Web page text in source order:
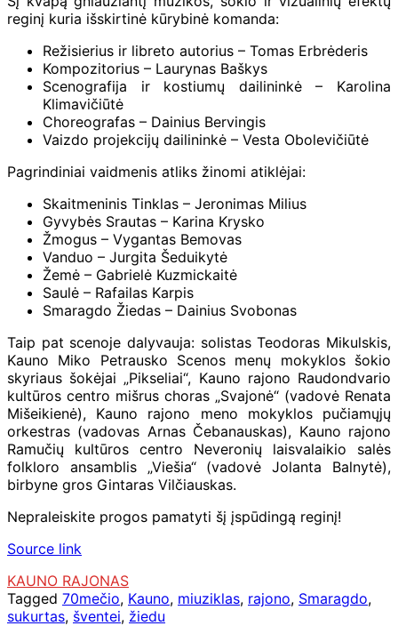
reginį kuria išskirtinė kūrybinė komanda:
Režisierius ir libreto autorius – Tomas Erbrėderis
Kompozitorius – Laurynas Baškys
Scenografija ir kostiumų dailininkė – Karolina
Klimavičiūtė
Choreografas – Dainius Bervingis
Vaizdo projekcijų dailininkė – Vesta Obolevičiūtė
Pagrindiniai vaidmenis atliks žinomi atiklėjai:
Skaitmeninis Tinklas – Jeronimas Milius
Gyvybės Srautas – Karina Krysko
Žmogus – Vygantas Bemovas
Vanduo – Jurgita Šeduikytė
Žemė – Gabrielė Kuzmickaitė
Saulė – Rafailas Karpis
Smaragdo Žiedas – Dainius Svobonas
Taip pat scenoje dalyvauja: solistas Teodoras Mikulskis,
Kauno Miko Petrausko Scenos menų mokyklos šokio
skyriaus šokėjai „Pikseliai“, Kauno rajono Raudondvario
kultūros centro mišrus choras „Svajonė“ (vadovė Renata
Mišeikienė), Kauno rajono meno mokyklos pučiamųjų
orkestras (vadovas Arnas Čebanauskas), Kauno rajono
Ramučių kultūros centro Neveronių laisvalaikio salės
folkloro ansamblis „Viešia“ (vadovė Jolanta Balnytė),
birbyne gros Gintaras Vilčiauskas.
Nepraleiskite progos pamatyti šį įspūdingą reginį!
Source link
KAUNO RAJONAS
Tagged 70mečio, Kauno, miuziklas, rajono, Smaragdo,
sukurtas, šventei, žiedu